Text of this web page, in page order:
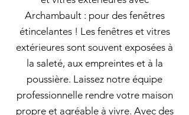
Archambault : pour des fenêtres
étincelantes ! Les fenêtres et vitres
extérieures sont souvent exposées à
la saleté, aux empreintes et à la
poussière. Laissez notre équipe
professionnelle rendre votre maison
propre et agréable à vivre. Avec des